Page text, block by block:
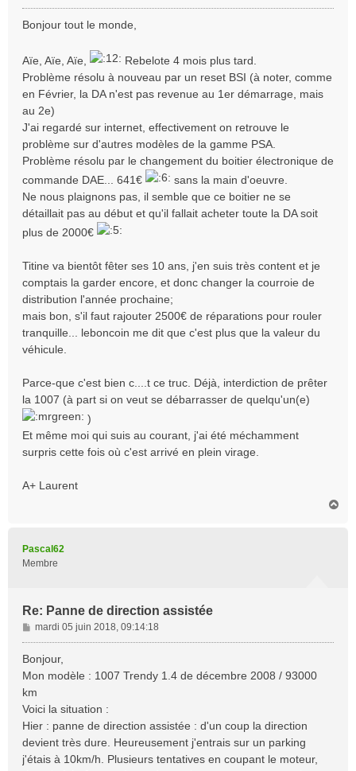
e
s
g
e
Bonjour tout le monde,
Aïe, Aïe, Aïe,
Rebelote 4 mois plus tard.
Problème résolu à nouveau par un reset BSI (à noter, comme
en Février, la DA n'est pas revenue au 1er démarrage, mais
au 2e)
J'ai regardé sur internet, effectivement on retrouve le
problème sur d'autres modèles de la gamme PSA.
Problème résolu par le changement du boitier électronique de
commande DAE... 641€
sans la main d'oeuvre.
Ne nous plaignons pas, il semble que ce boitier ne se
détaillait pas au début et qu'il fallait acheter toute la DA soit
plus de 2000€
Titine va bientôt fêter ses 10 ans, j'en suis très content et je
comptais la garder encore, et donc changer la courroie de
distribution l'année prochaine;
mais bon, s'il faut rajouter 2500€ de réparations pour rouler
tranquille... leboncoin me dit que c'est plus que la valeur du
véhicule.
Parce-que c'est bien c....t ce truc. Déjà, interdiction de prêter
la 1007 (à part si on veut se débarrasser de quelqu'un(e)
)
Et même moi qui suis au courant, j'ai été méchamment
surpris cette fois où c'est arrivé en plein virage.
A+ Laurent
Pascal62
Membre
Re: Panne de direction assistée
M
e
s
g
e
mardi 05 juin 2018, 09:14:18
Bonjour,
Mon modèle : 1007 Trendy 1.4 de décembre 2008 / 93000
km
Voici la situation :
Hier : panne de direction assistée : d'un coup la direction
devient très dure. Heureusement j'entrais sur un parking
j'étais à 10km/h. Plusieurs tentatives en coupant le moteur,